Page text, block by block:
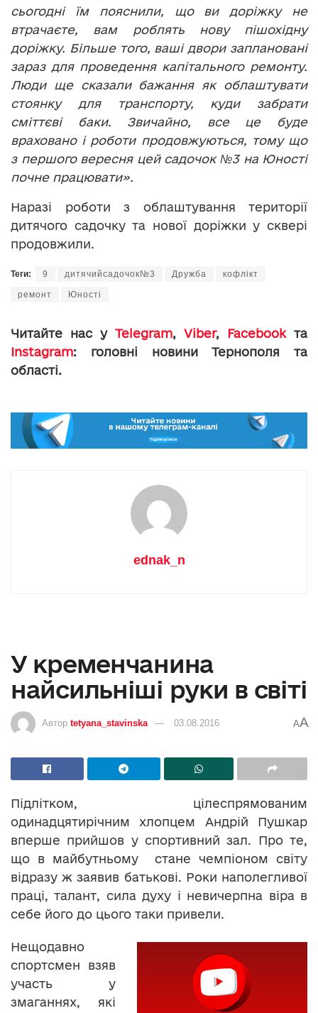
сьогодні їм пояснили, що ви доріжку не
втрачаєте, вам роблять нову пішохідну
доріжку. Більше того, ваші двори заплановані
зараз для проведення капітального ремонту.
Люди ще сказали бажання як облаштувати
стоянку для транспорту, куди забрати
сміттєві баки. Звичайно, все це буде
враховано і роботи продовжуються, тому що
з першого вересня цей садочок №3 на Юності
почне працювати».
Наразі роботи з облаштування території
дитячого садочку та нової доріжки у сквері
продовжили.
Теги: 9 дитячийсадочок№3 Дружба кофлікт
ремонт Юності
Читайте нас у Telegram, Viber, Facebookта
Instagram: головні новини Тернополя та
області.
ednak_n
У кременчанина
найсильніші руки в світі
Автор tetyana_stavinska 03.08.2016 AA
Підлітком, цілеспрямованим
одинадцятирічним хлопцем Андрій Пушкар
вперше прийшов у спортивний зал. Про те,
що в майбутньому стане чемпіоном світу
відразу ж заявив батькові. Роки наполегливої
праці, талант, сила духу і невичерпна віра в
себе його до цього таки привели.
Нещодавно
спортсмен взяв
участь у
змаганнях, які